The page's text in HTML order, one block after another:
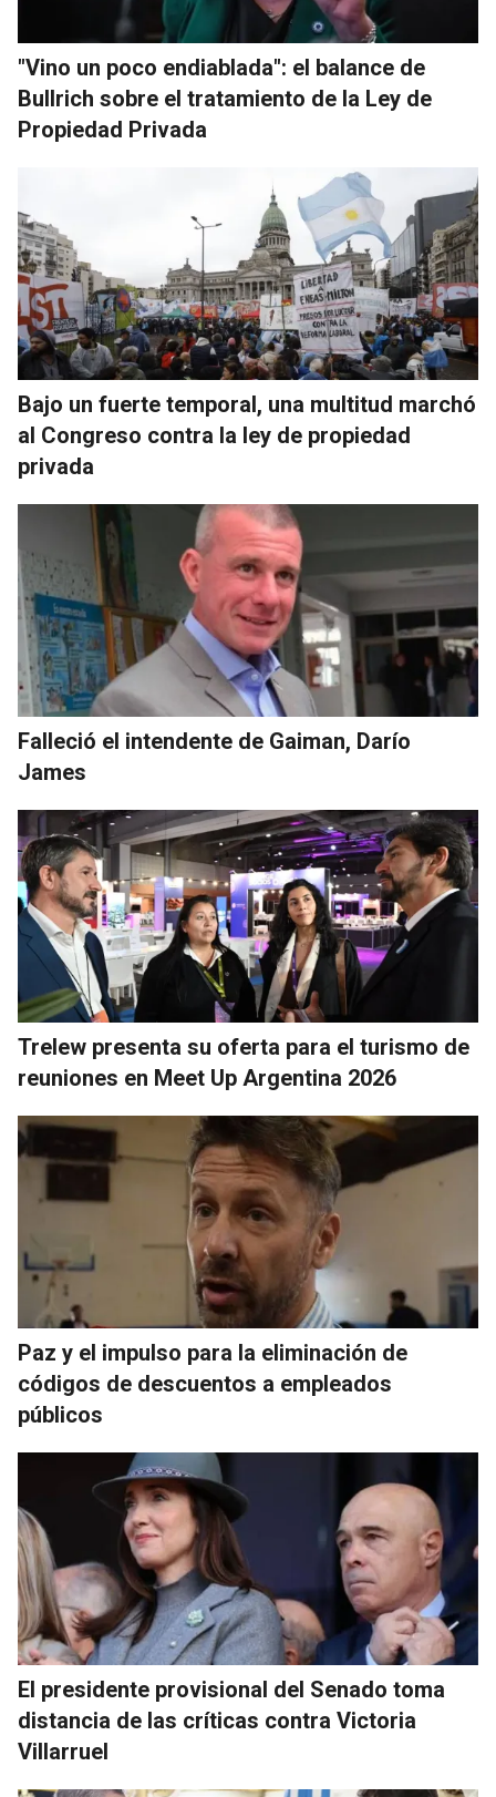
"Vino un poco endiablada": el balance de
Bullrich sobre el tratamiento de la Ley de
Propiedad Privada
Bajo un fuerte temporal, una multitud marchó
al Congreso contra la ley de propiedad
privada
Falleció el intendente de Gaiman, Darío
James
Trelew presenta su oferta para el turismo de
reuniones en Meet Up Argentina 2026
Paz y el impulso para la eliminación de
códigos de descuentos a empleados
públicos
El presidente provisional del Senado toma
distancia de las críticas contra Victoria
Villarruel